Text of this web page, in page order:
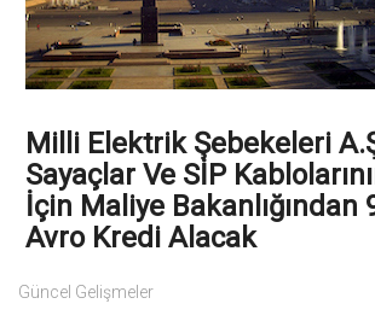
Milli Elektrik Şebekeleri
Sayaçlar Ve SİP
İçin Maliye Bakanlığından
Avro Kredi Alacak
Güncel Gelişmeler